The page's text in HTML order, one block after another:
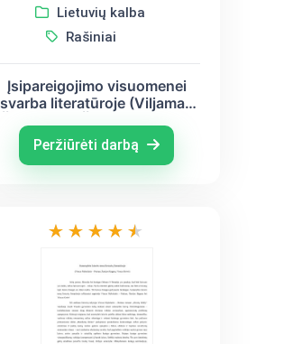
Lietuvių kalba
Rašiniai
Įsipareigojimo visuomenei
svarba literatūroje (Viljamas
Justinas Marcinkevičius)
Peržiūrėti darbą